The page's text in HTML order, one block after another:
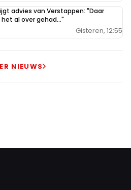
advies van Verstappen: "Daar
al over gehad..."
Gisteren, 12:55
NIEUWS